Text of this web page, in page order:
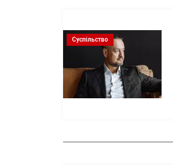
Суспільство